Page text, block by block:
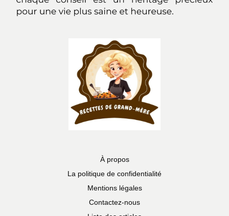
À propos
La politique de confidentialité
Mentions légales
Contactez-nous